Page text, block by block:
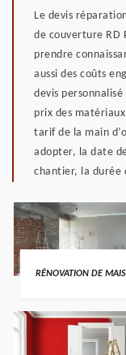
Le devis
de couverture RD
prendre
aussi des coûts
devis
prix des
tarif de la main
adopter, la date
chantier, la durée
RÉNOVATION DE